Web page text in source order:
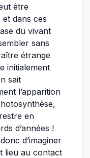
être
et dans ces
du vivant
sans
étrange
initialement
sait
l’apparition
en
d’années !
d’imaginer
lieu au contact